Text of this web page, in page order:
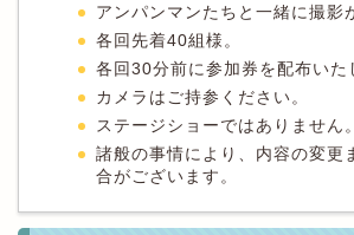
アンパンマンたちと一緒に撮影
各回先着40組様。
各回30分前に参加券を配布いた
カメラはご持参ください。
ステージショーではありません。
諸般の事情により、内容の変更
合がございます。